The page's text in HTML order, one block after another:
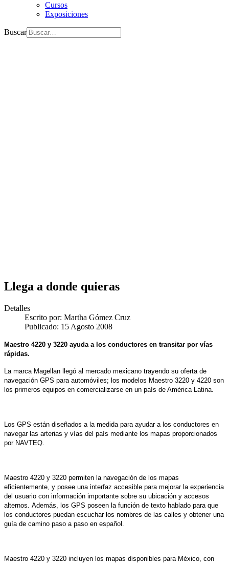
Cursos
Exposiciones
Buscar
Llega a donde quieras
Detalles
Escrito por: Martha Gómez Cruz
Publicado: 15 Agosto 2008
Maestro 4220 y 3220 ayuda a los conductores en transitar por vías
rápidas.
La marca Magellan llegó al mercado mexicano trayendo su oferta de
navegación GPS para automóviles; los modelos Maestro 3220 y 4220 son
los primeros equipos en comercializarse en un país de América Latina.
Los GPS están diseñados a la medida para ayudar a los conductores en
navegar las arterias y vías del país mediante los mapas proporcionados
por NAVTEQ.
Maestro 4220 y 3220 permiten la navegación de los mapas
eficientemente, y posee una interfaz accesible para mejorar la experiencia
del usuario con información importante sobre su ubicación y accesos
alternos. Además, los GPS poseen la función de texto hablado para que
los conductores puedan escuchar los nombres de las calles y obtener una
guía de camino paso a paso en español.
Maestro 4220 y 3220 incluyen los mapas disponibles para México, con